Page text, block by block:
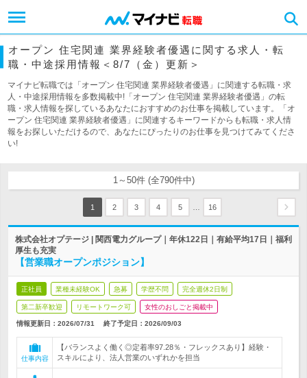
オープン 住宅関連 業界経験者優遇に関する求人・転
職・中途採用情報＜8/7（金）更新＞
マイナビ転職では「オープン 住宅関連 業界経験者優遇」に関連する転職・求
人・中途採用情報を多数掲載中!「オープン 住宅関連 業界経験者優遇」の転
職・求人情報を探しているあなたにおすすめのお仕事を掲載しています。「オ
ープン 住宅関連 業界経験者優遇」に関連するキーワードからも転職・求人情
報をお探しいただけるので、あなたにぴったりのお仕事を見つけてみてくださ
い!
1～50件 (全790件中)
1 2 3 4 5 16
株式会社オプテージ | 関西電力グループ｜年休122日｜有給平均17日｜福利
厚生も充実
【営業職オープンポジション】
正社員 業種未経験OK 急募 学歴不問 完全週休2日制
第二新卒歓迎 リモートワーク可 女性のおしごと掲載中
情報更新日：2026/07/31 終了予定日： 2026/09/03
仕事内容
【バランスよく働く◎定着率97.28％・フレックスあり】経験・
スキルにより、法人営業のいずれかを担当